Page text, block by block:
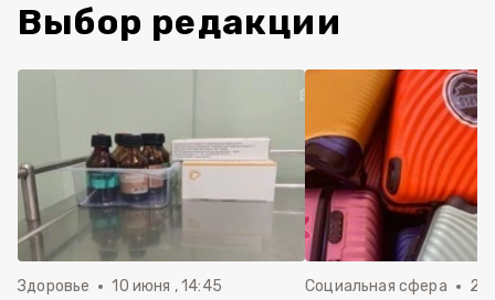
Выбор редакции
Здоровье 10 июня , 14:45 Социальная сфера 20